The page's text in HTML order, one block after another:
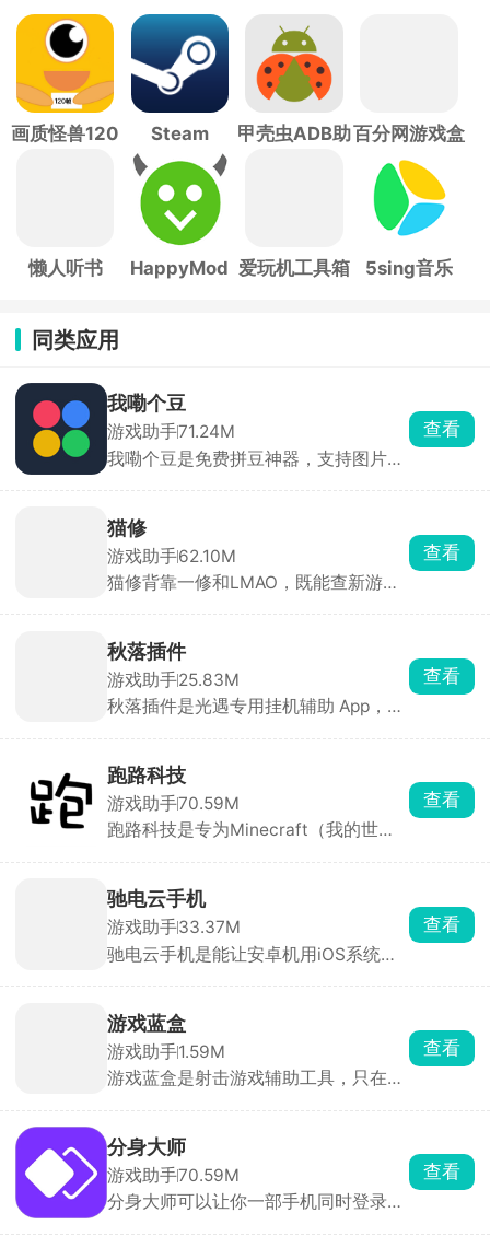
画质怪兽120
Steam
甲壳虫ADB助百分网游戏盒
子
懒人听书 HappyMod 爱玩机工具箱 5sing音乐
同类应用
我嘞个豆
游戏助手71.24M
我嘞个豆是免费拼豆神器，支持图片AI
度、局部放大，大幅降低拼豆难度。可
手绘像素画、自动统计豆子用量、管理
库存。带灵感社区可浏览分享作品，是
拼豆爱好者必备工具。
查看
猫修
游戏助手62.10M
猫修背靠一修和LMAO，既能查新游资
玩家社区，能分享存档、找队友，发帖
攒积分还能抽游戏 KEY。日常找汉化、
查攻略、微调单机用它很方便。
查看
秋落插件
游戏助手25.83M
秋落插件是光遇专用挂机辅助 App，无
火、 爱心、一键托管每日任务。能大幅
节省手动刷图时间，快速积累蜡烛、爱
心、季蜡等资源。
查看
跑路科技
游戏助手70.59M
跑路科技是专为Minecraft（我的世
板，秒建复杂结构。支持自定义皮肤导
入、外观更换、材质预览。还能修改时
间、天气、难度、玩家属性（生命值、
饥饿值等）。
查看
驰电云手机
游戏助手33.37M
驰电云手机是能让安卓机用iOS系统的
本地手机不耗电、不发热、不耗流量。
配置可选，新用户1元就能试。适合想
跨系统玩游戏、需要长时间挂机或多开
养号的人。
查看
游戏蓝盒
游戏助手1.59M
游戏蓝盒是射击游戏辅助工具，只在屏
透明度随便调。还有横竖斜线、圆圈辅
助定位，外加倒计时器记技能CD。
查看
分身大师
游戏助手70.59M
分身大师可以让你一部手机同时登录多
查看